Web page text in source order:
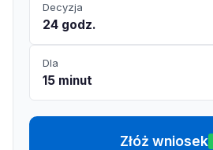
Decyzja
24 godz.
Dla
15 minut
Złóż wniosek